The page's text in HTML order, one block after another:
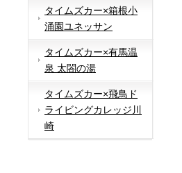
タイムズカー×箱根小
涌園ユネッサン
タイムズカー×有馬温
泉 太閤の湯
タイムズカー×飛鳥ド
ライビングカレッジ川
崎